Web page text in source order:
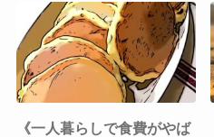
《一人暮らしで食費がやば